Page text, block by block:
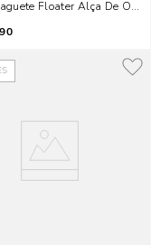
DarkFloater Alça De